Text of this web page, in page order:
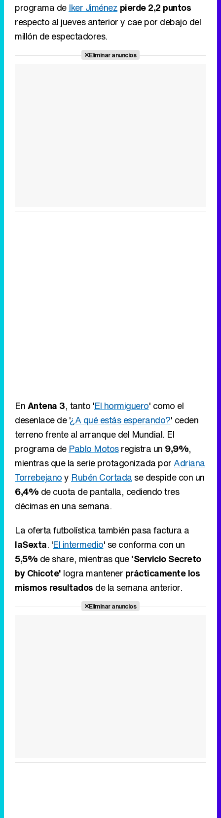
programa de Iker Jiménez pierde 2,2 puntos
respecto al jueves anterior y cae por debajo del
millón de espectadores.
Eliminar anuncios
EnAntena 3, tanto 'El hormiguero' como el
desenlace de '¿A qué estás esperando?' ceden
terreno frente al arranque del Mundial. El
programa de Pablo Motosregistra un 9,9%,
mientras que la serie protagonizada porAdriana
Torrebejanoy Rubén Cortada se despide con un
6,4% de cuota de pantalla, cediendo tres
décimas en una semana.
La oferta futbolística también pasa factura a
laSexta. 'El intermedio' se conforma con un
5,5% de share, mientras que'Servicio Secreto
by Chicote' logra mantener prácticamente los
mismos resultados de la semana anterior.
Eliminar anuncios